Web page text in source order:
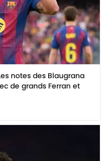
notes des Blaugrana
de grands Ferran et